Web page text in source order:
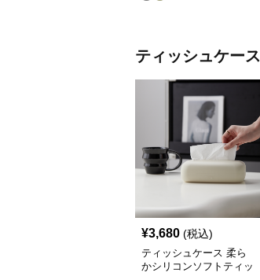
ティッシュケース
¥3,680 (税込)
ティッシュケース 柔ら
かシリコンソフトティッ